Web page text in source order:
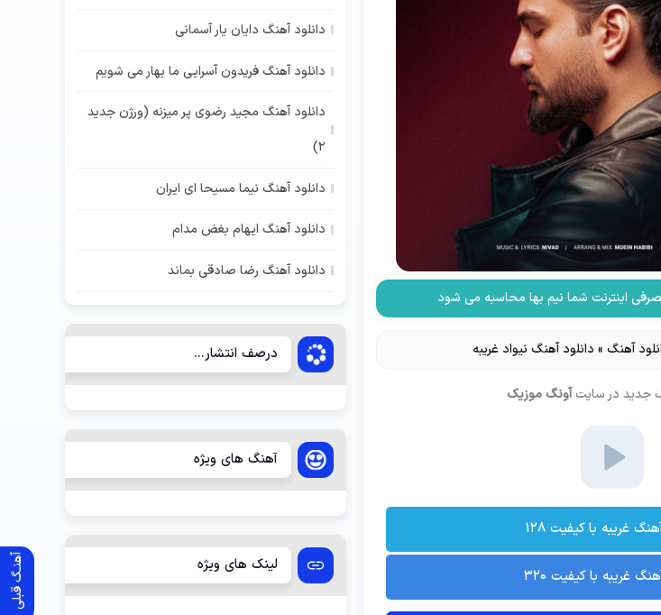
آهنـگ قبلی
اینترنت شما نیم بها محاسبه می شود
آهنگ» دانلود آهنگ نیواد غریبه
جدیددر سایت آونگ موزیک
غریبه با کیفیت ۱۲۸
غریبه با کیفیت ۳۲۰
دانلود آهنگ دایان یار آسمانی
دانلود آهنگ فریدون آسرایی ما بهار می شویم
دانلود آهنگ مجید رضوی پر میزنه (ورژن جدید
2)
دانلود آهنگ نیما مسیحا ای ایران
دانلود آهنگ ایهام بغض مدام
دانلود آهنگ رضا صادقی بماند
درصف انتشار...
آهنگ های ویژه
لینک های ویژه